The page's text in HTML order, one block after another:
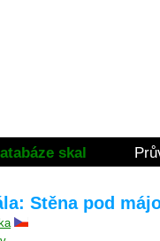
skal
Stěna pod